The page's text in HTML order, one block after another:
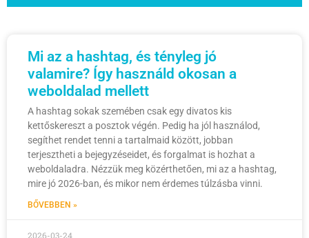
Mi az a hashtag, és tényleg jó
valamire? Így használd okosan a
weboldalad mellett
A hashtag sokak szemében csak egy divatos kis
kettőskereszt a posztok végén. Pedig ha jól használod,
segíthet rendet tenni a tartalmaid között, jobban
terjesztheti a bejegyzéseidet, és forgalmat is hozhat a
weboldaladra. Nézzük meg közérthetően, mi az a hashtag,
mire jó 2026-ban, és mikor nem érdemes túlzásba vinni.
BŐVEBBEN »
2026-03-24